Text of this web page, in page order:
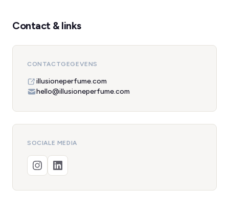
Contact & links
CONTACTGEGEVENS
illusioneperfume.com
hello@illusioneperfume.com
SOCIALE MEDIA